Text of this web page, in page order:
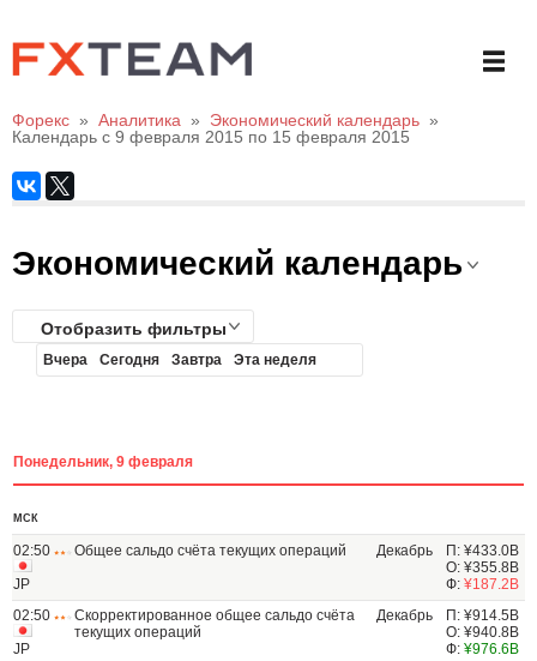
Форекс » Аналитика » Экономический календарь »
Календарь с 9 февраля 2015 по 15 февраля 2015
Экономический календарь
Отобразить фильтры
Вчера Сегодня Завтра Эта неделя
Понедельник, 9 февраля
МСК
02:50
JP
Общее сальдо счёта текущих операций Декабрь
П: ¥433.0B
О: ¥355.8B
Ф: ¥187.2B
02:50
JP
Скорректированное общее сальдо счёта
текущих операций
Декабрь
П: ¥914.5B
О: ¥940.8B
Ф: ¥976.6B